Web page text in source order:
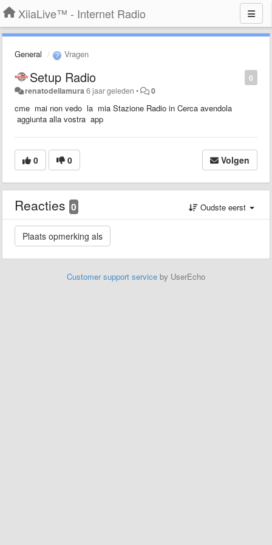
XiiaLive™ - Internet Radio
General Vragen
0
Setup Radio
renatodellamura 6 jaar geleden • 0
cme mai non vedo la mia Stazione Radio in Cerca avendola
aggiunta alla vostra app
0 0 Volgen
Reacties 0 Oudste eerst
Customer support service by UserEcho